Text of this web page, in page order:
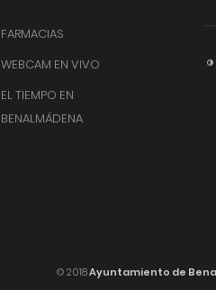
FARMACIAS
WEBCAM EN VIVO
EL TIEMPO EN
BENALMÁDENA
© 2018Ayuntamiento de